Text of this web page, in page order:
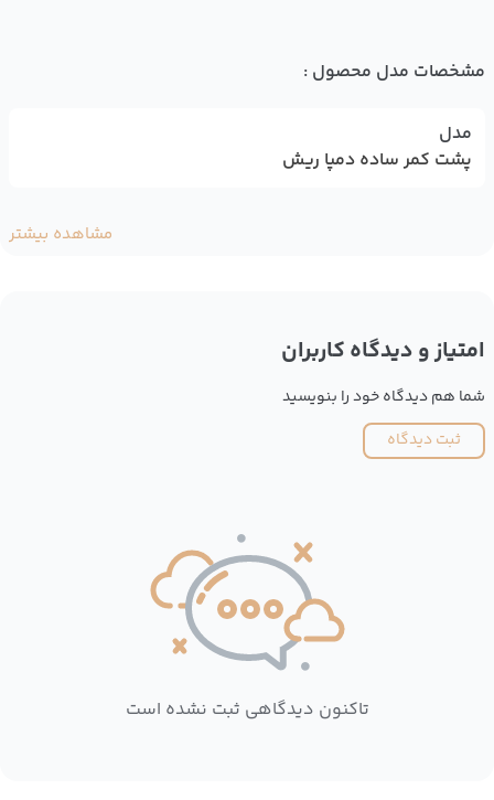
مشخصات مدل محصول :
مدل
پشت کمر ساده دمپا ریش
مشاهده بیشتر
امتیاز و دیدگاه کاربران
شما هم دیدگاه خود را بنویسید
ثبت دیدگاه
تاکنون دیدگاهی ثبت نشده است